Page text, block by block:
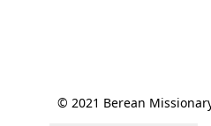
© 2021 Berean